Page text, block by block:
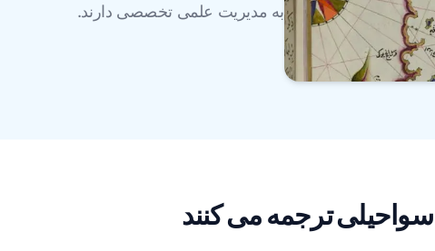
به مدیریت علمی تخصصی دارند.
ترجمه می کنند